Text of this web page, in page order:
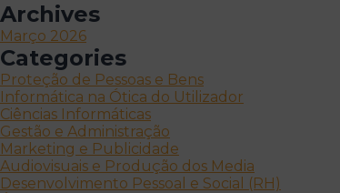
Archives
Março 2026
Categories
Proteção de Pessoas e Bens
Informática na Ótica do Utilizador
Ciências Informáticas
Gestão e Administração
Marketing e Publicidade
Audiovisuais e Produção dos Media
Desenvolvimento Pessoal e Social (RH)